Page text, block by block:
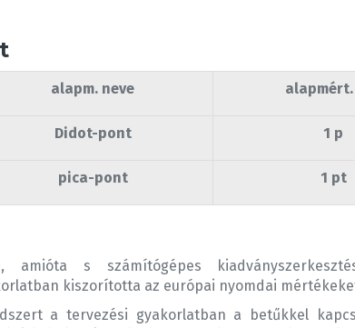
alapm. neve
Didot-pont 1 p
pica-pont 1 pt
s számítógépes
kiszorította az európai nyomdai
a tervezési gyakorlatban a betűkkel